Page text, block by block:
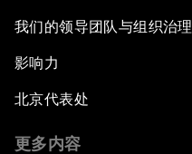
我们的领导团队与组织治理
影响力
北京代表处
更多内容